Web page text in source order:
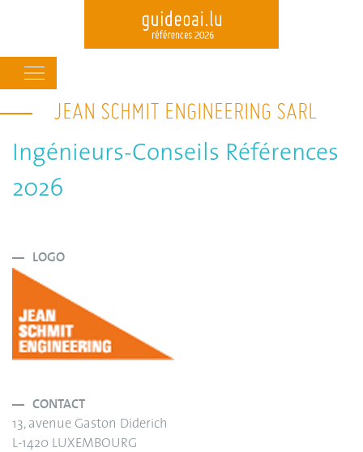
Skip
to
main
content
navigation
JEAN SCHMIT ENGINEERING SARL
Ingénieurs-Conseils Références
2026
LOGO
CONTACT
13, avenue Gaston Diderich
L-1420 LUXEMBOURG